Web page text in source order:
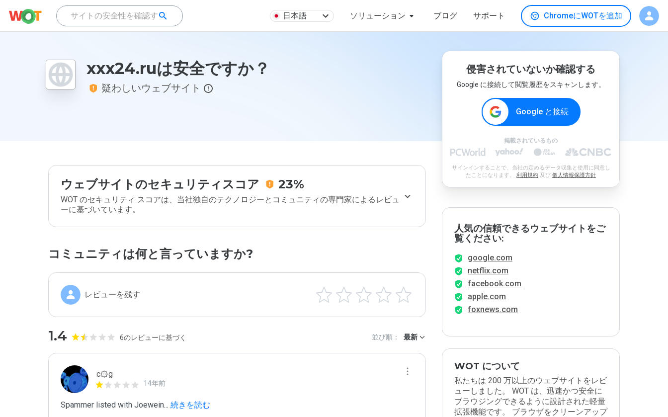
日本語 ソリューション ブログ サポート ChromeにWOTを追加
xxx24.ruは安全ですか？
疑わしいウェブサイト
ウェブサイトのセキュリティスコア 23%
WOT のセキュリティ スコアは、当社独自のテクノロジーとコミュニティの専門家によるレビュ
ーに基づいています。
コミュニティは何と言っていますか?
レビューを残す
1.4 6のレビューに基づく 並び順： 最新
c۞g
14年前
Spammer listed with Joewein... 続きを読む
侵害されていないか確認する
Google に接続して閲覧履歴をスキャンします。
Google と接続
掲載されているもの
サインインすることで、当社の定めるデータ収集と使用に同意し
たことになります。 利用規約 及び 個人情報保護方針
人気の信頼できるウェブサイトをご
覧ください:
google.com
netflix.com
facebook.com
apple.com
foxnews.com
WOT について
私たちは 200 万以上のウェブサイトをレビ
ューしました。 WOT は、迅速かつ安全に
ブラウジングできるように設計された軽量
拡張機能です。 ブラウザをクリーンアップ